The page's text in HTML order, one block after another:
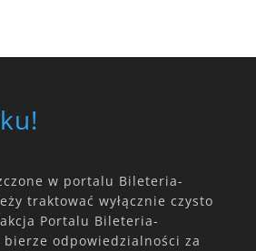
w portalu Bileteria-
traktować wyłącznie czysto
Portalu Bileteria-
odpowiedzialności za